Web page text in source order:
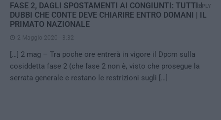
FASE 2, DAGLI SPOSTAMENTI AI CONGIUNTI: TUTTI I
DUBBI CHE CONTE DEVE CHIARIRE ENTRO DOMANI | IL
PRIMATO NAZIONALE
2 Maggio 2020 - 3:32
[…] 2 mag – Tra poche ore entrerà in vigore il Dpcm sulla
cosiddetta fase 2 (che fase 2 non è, visto che prosegue la
serrata generale e restano le restrizioni sugli […]
REPLY